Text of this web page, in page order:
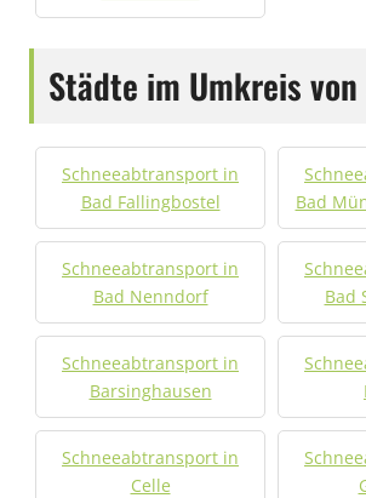
Städte im Umkreis
Schneeabtransport in
Bad Fallingbostel
Bad
Schneeabtransport in
Bad Nenndorf
Bad
Schneeabtransport in
Barsinghausen
Schneeabtransport in
Celle